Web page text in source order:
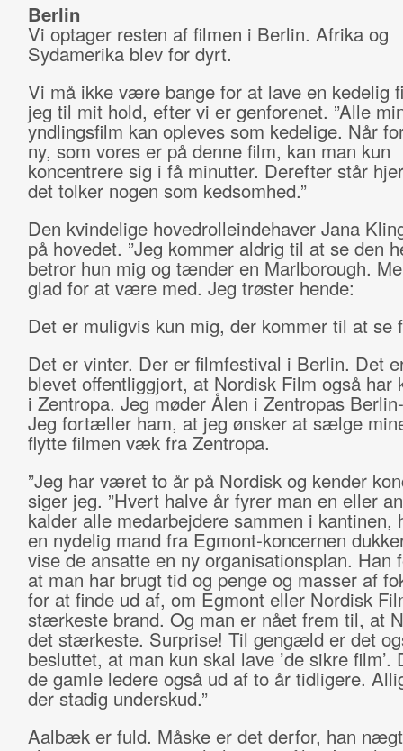
Berlin
Vi optager resten af filmen i Berlin. Afrika og
Sydamerika blev for dyrt.
Vi må ikke være bange for at lave en kedelig
jeg til mit hold, efter vi er genforenet. ”Alle
yndlingsfilm kan opleves som kedelige. Når
ny, som vores er på denne film, kan man kun
koncentrere sig i få minutter. Derefter står
det tolker nogen som kedsomhed.”
Den kvindelige hovedrolleindehaver Jana
på hovedet. ”Jeg kommer aldrig til at se den
betror hun mig og tænder en Marlborough.
glad for at være med. Jeg trøster hende:
Det er muligvis kun mig, der kommer til at se
Det er vinter. Der er filmfestival i Berlin. Det
blevet offentliggjort, at Nordisk Film også har
i Zentropa. Jeg møder Ålen i Zentropas
Jeg fortæller ham, at jeg ønsker at sælge
flytte filmen væk fra Zentropa.
”Jeg har været to år på Nordisk og kender
siger jeg. ”Hvert halve år fyrer man en eller
kalder alle medarbejdere sammen i kantinen,
en nydelig mand fra Egmont-koncernen
vise de ansatte en ny organisationsplan.
at man har brugt tid og penge og masser af
for at finde ud af, om Egmont eller Nordisk
stærkeste brand. Og man er nået frem til, at
det stærkeste. Surprise! Til gengæld er det
besluttet, at man kun skal lave ’de sikre film’.
de gamle ledere også ud af to år tidligere.
der stadig underskud.”
Aalbæk er fuld. Måske er det derfor, han